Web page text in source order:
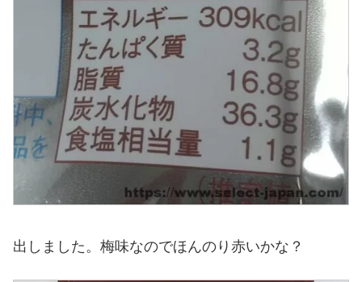
出しました。梅味なのでほんのり赤いかな？